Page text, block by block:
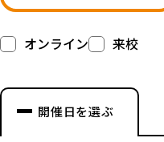
オンライン 来校
開催日を選ぶ